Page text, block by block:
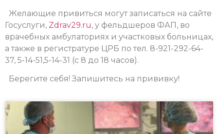
Желающие привиться могут записаться на сайте
Госуслуги, Zdrav29.ru, у фельдшеров ФАП, во
врачебных амбулаториях и участковых больницах,
а также в регистратуре ЦРБ по тел. 8-921-292-64-
37, 5-14-51,5-14-31 (с 8 до 18 часов).
Берегите себя! Запишитесь на прививку!